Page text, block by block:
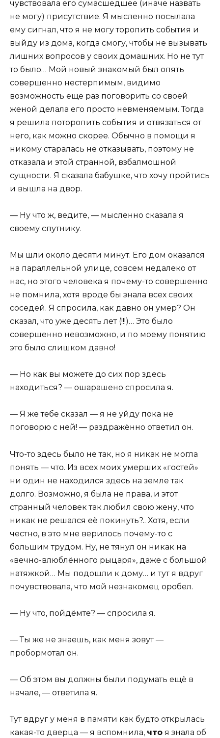
чувствовала его сумасшедшее (иначе назвать
не могу) присутствие. Я мысленно посылала
ему сигнал, что я не могу торопить события и
выйду из дома, когда смогу, чтобы не вызывать
лишних вопросов у своих домашних. Но не тут
то было… Мой новый знакомый был опять
совершенно нестерпимым, видимо
возможность ещё раз поговорить со своей
женой делала его просто невменяемым. Тогда
я решила поторопить события и отвязаться от
него, как можно скорее. Обычно в помощи я
никому старалась не отказывать, поэтому не
отказала и этой странной, взбалмошной
сущности. Я сказала бабушке, что хочу пройтись
и вышла на двор.
— Ну что ж, ведите, — мысленно сказала я
своему спутнику.
Мы шли около десяти минут. Его дом оказался
на параллельной улице, совсем недалеко от
нас, но этого человека я почему-то совершенно
не помнила, хотя вроде бы знала всех своих
соседей. Я спросила, как давно он умер? Он
сказал, что уже десять лет (!!!)… Это было
совершенно невозможно, и по моему понятию
это было слишком давно!
— Но как вы можете до сих пор здесь
находиться? — ошарашено спросила я.
— Я же тебе сказал — я не уйду пока не
поговорю с ней! — раздражённо ответил он.
Что-то здесь было не так, но я никак не могла
понять — что. Из всех моих умерших «гостей»
ни один не находился здесь на земле так
долго. Возможно, я была не права, и этот
странный человек так любил свою жену, что
никак не решался её покинуть?.. Хотя, если
честно, в это мне верилось почему-то с
большим трудом. Ну, не тянул он никак на
«вечно-влюблённого рыцаря», даже с большой
натяжкой… Мы подошли к дому… и тут я вдруг
почувствовала, что мой незнакомец оробел.
— Ну что, пойдёмте? — спросила я.
— Ты же не знаешь, как меня зовут —
пробормотал он.
— Об этом вы должны были подумать ещё в
начале, — ответила я.
Тут вдруг у меня в памяти как будто открылась
какая-то дверца — я вспомнила, что я знала об